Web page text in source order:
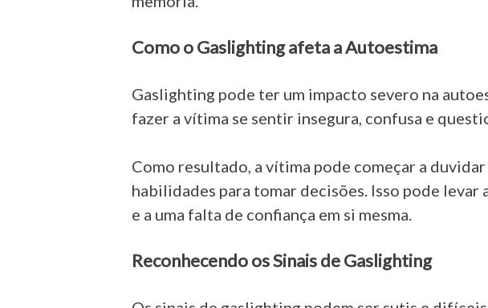
Como o Gaslighting afeta a Autoestima
Gaslighting pode ter um impacto severo na
fazer a vítima se sentir insegura, confusa e
Como resultado, a vítima pode começar a duvidar
habilidades para tomar decisões. Isso pode
e a uma falta de confiança em si mesma.
Reconhecendo os Sinais de Gaslighting